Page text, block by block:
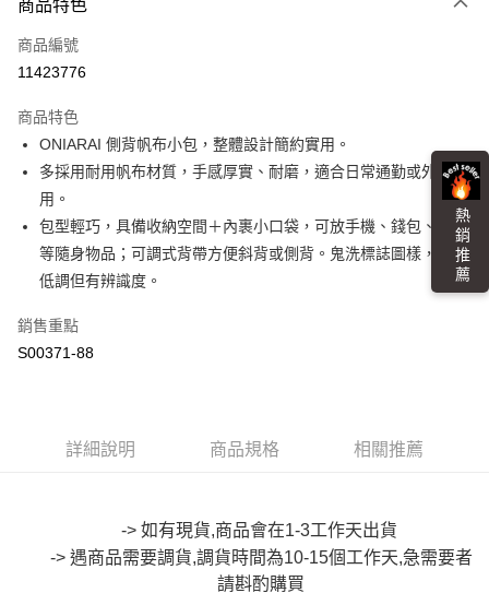
熱 銷 推 薦
信用卡一次付款
超商取貨付款
Apple Pay
街口支付
悠遊付
Google Pay
流程，驗證手機門號後，選擇欲分期的期數、繳款截止日，確認付款後即完
消。如遇「轉專審核」未通過狀況，表示未達大哥付你分期系統評分，恕無
法說明評估內容。
【繳款方式說明】
1.分期款項不併入電信帳單，「大哥付你分期」於每月結算日後寄送繳費提
【關於「AFTEE先享後付」】
１．簡單：不需註冊會員、不需綁卡、不需儲值。
２．便利：只要手機號碼，簡訊認證，即可結帳。
３．安心：先確認商品／服務後，再付款。
全家取貨付款
每筆NT$80，滿NT$888(含以上)免運費
商品特色
商品編號
11423776
商品特色
ONIARAI 側背帆布小包，整體設計簡約實用。
多採用耐用帆布材質，手感厚實、耐磨，適合日常通勤或外出使
用。
包型輕巧，具備收納空間＋內裹小口袋，可放手機、錢包、鑰匙
等隨身物品；可調式背帶方便斜背或側背。鬼洗標誌圖樣，風格
低調但有辨識度。
銷售重點
S00371-88
詳細說明 商品規格 相關推薦
-> 如有現貨,商品會在1-3工作天出貨
-> 遇商品需要調貨,調貨時間為10-15個工作天,急需要者
請斟酌購買